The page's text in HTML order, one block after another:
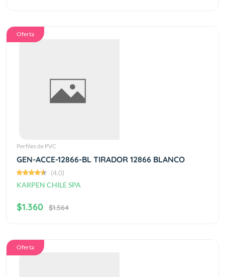
Oferta
Perfiles de PVC
GEN-ACCE-12866-BL TIRADOR 12866 BLANCO
(4.0)
KARPEN CHILE SPA
$1.360 $1.564
Oferta